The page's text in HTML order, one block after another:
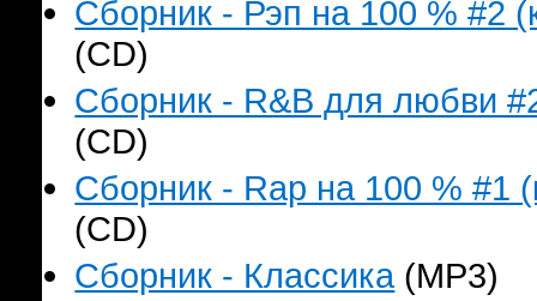
Сборник - Рэп на 100 % #2
(CD)
Сборник - R&B для любви
(CD)
Сборник - Rap на 100 % #1
(CD)
Сборник - Классика(MP3)